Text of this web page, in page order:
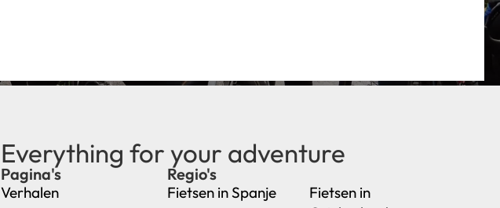
Everything for your adventure
Pagina's
Verhalen
Regio's
Fietsen in Spanje
Fietsen in